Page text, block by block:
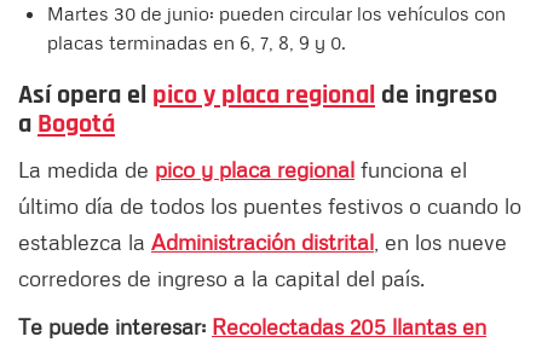
Martes 30 de junio: pueden circular los vehículos con
placas terminadas en 6, 7, 8, 9 y 0.
Así opera el pico y placa regional de ingreso
a Bogotá
La medida de pico y placa regional funciona el
último día de todos los puentes festivos o cuando lo
establezca la Administración distrital , en los nueve
corredores de ingreso a la capital del país.
Te puede interesar: Recolectadas 205 llantas en